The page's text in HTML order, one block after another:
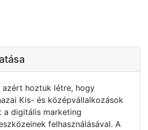
azért hoztuk létre, hogy
Kis- és középvállalkozások
a digitális marketing
felhasználásával. A